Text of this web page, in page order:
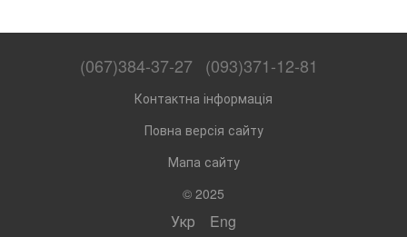
(067)384-37-27 (093)371-12-81
Контактна інформація
Повна версія сайту
Мапа сайту
© 2025
Укр Eng